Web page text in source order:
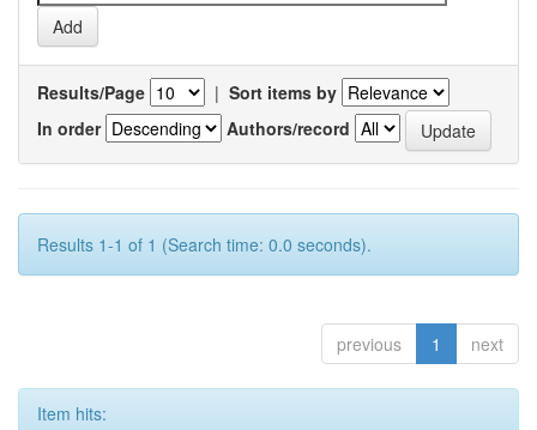
Results/Page | Sort items by
In order
Authors/record
Results 1-1 of 1 (Search time: 0.0 seconds).
previous 1 next
Item hits: